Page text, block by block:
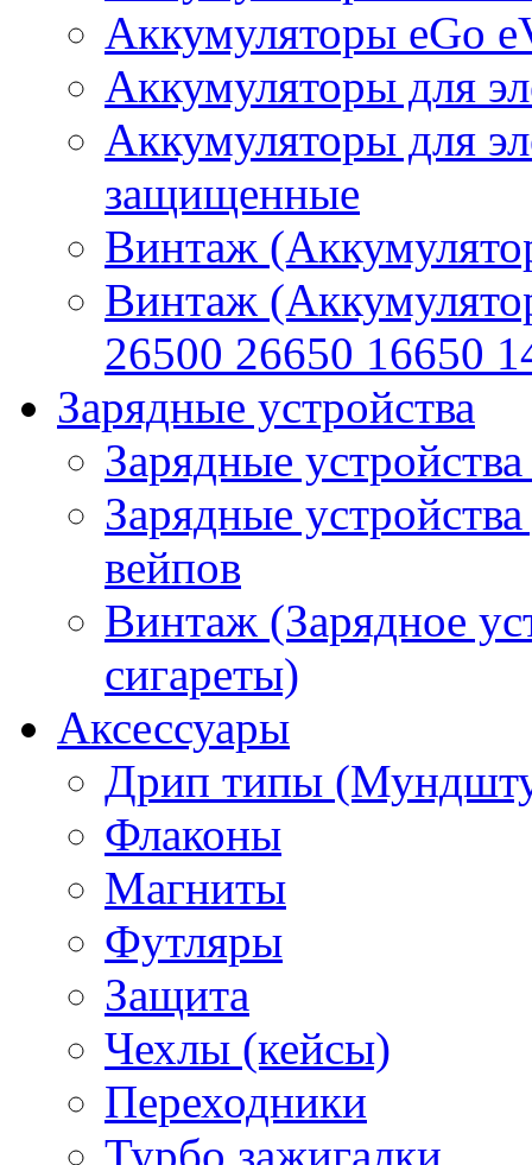
Аккумуляторы eGo
Аккумуляторы для
Аккумуляторы для
защищенные
Винтаж
Винтаж
26500 26650 16650
Зарядные устройства
Зарядные
Зарядные
вейпов
Винтаж (Зарядное
сигареты)
Аксессуары
Дрип типы
Флаконы
Магниты
Футляры
Защита
Чехлы (кейсы)
Переходники
Турбо зажигалки